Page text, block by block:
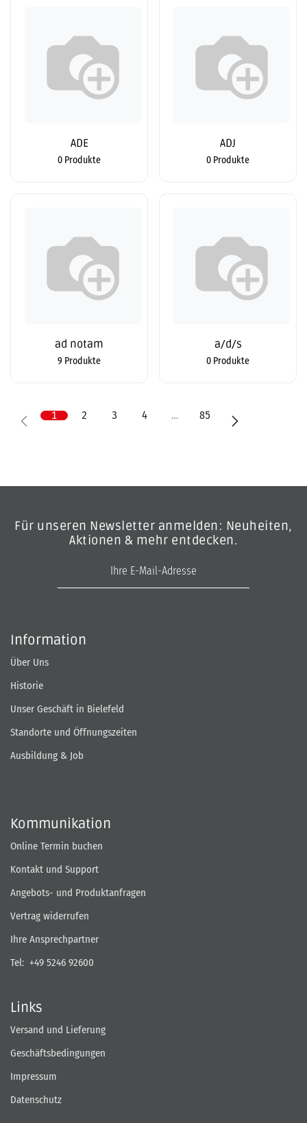
ADE
0 Produkte
ADJ
0 Produkte
ad notam
9 Produkte
a/d/s
0 Produkte
1 2 3 4 … 85
Für unseren Newsletter anmelden: Neuheiten,
Aktionen & mehr entdecken.
Information
Über Uns
Historie
Unser Geschäft in Bielefeld
Standorte und Öffnungszeiten
Ausbildung & Job
Kommunikation
Online Termin buchen
Kontakt und Support
Angebots- und Produktanfragen
Vertrag widerrufen
Ihre Ansprechpartner
Tel: +49 5246 92600
Links
Versand und Lieferung
Geschäftsbedingungen
Impressum
Datenschutz